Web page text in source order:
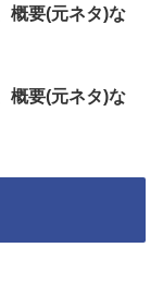
概要(元ネタ)な
概要(元ネタ)な